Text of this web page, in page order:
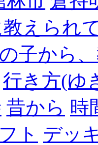
えられ
子から
行き方(ゆ
昔から 時
ト デッ